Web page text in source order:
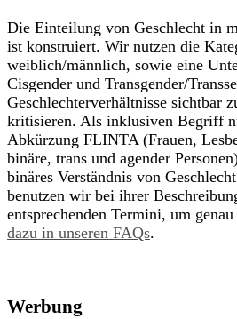
Die Einteilung von Geschlecht in
ist konstruiert. Wir nutzen die
weiblich/männlich, sowie eine
Cisgender und Transgender/
Geschlechterverhältnisse sichtbar
kritisieren. Als inklusiven Begriff
Abkürzung FLINTA (Frauen,
binäre, trans und agender
binäres Verständnis von
benutzen wir bei ihrer
entsprechenden Termini, um
dazu in unseren FAQs.
Werbung